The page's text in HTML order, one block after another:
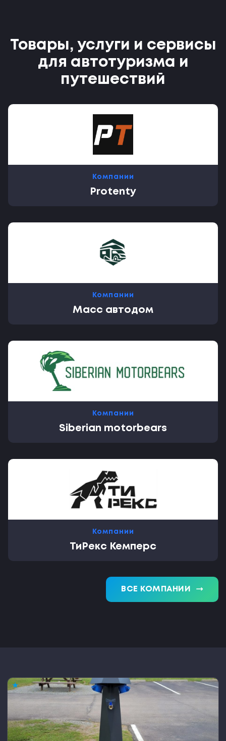
Товары, услуги и сервисы
для автотуризма и
путешествий
Компании
Protenty
Компании
Масс автодом
Компании
Siberian motorbears
Компании
ТиРекс Кемперс
ВСЕ КОМПАНИИ trending_flat
★